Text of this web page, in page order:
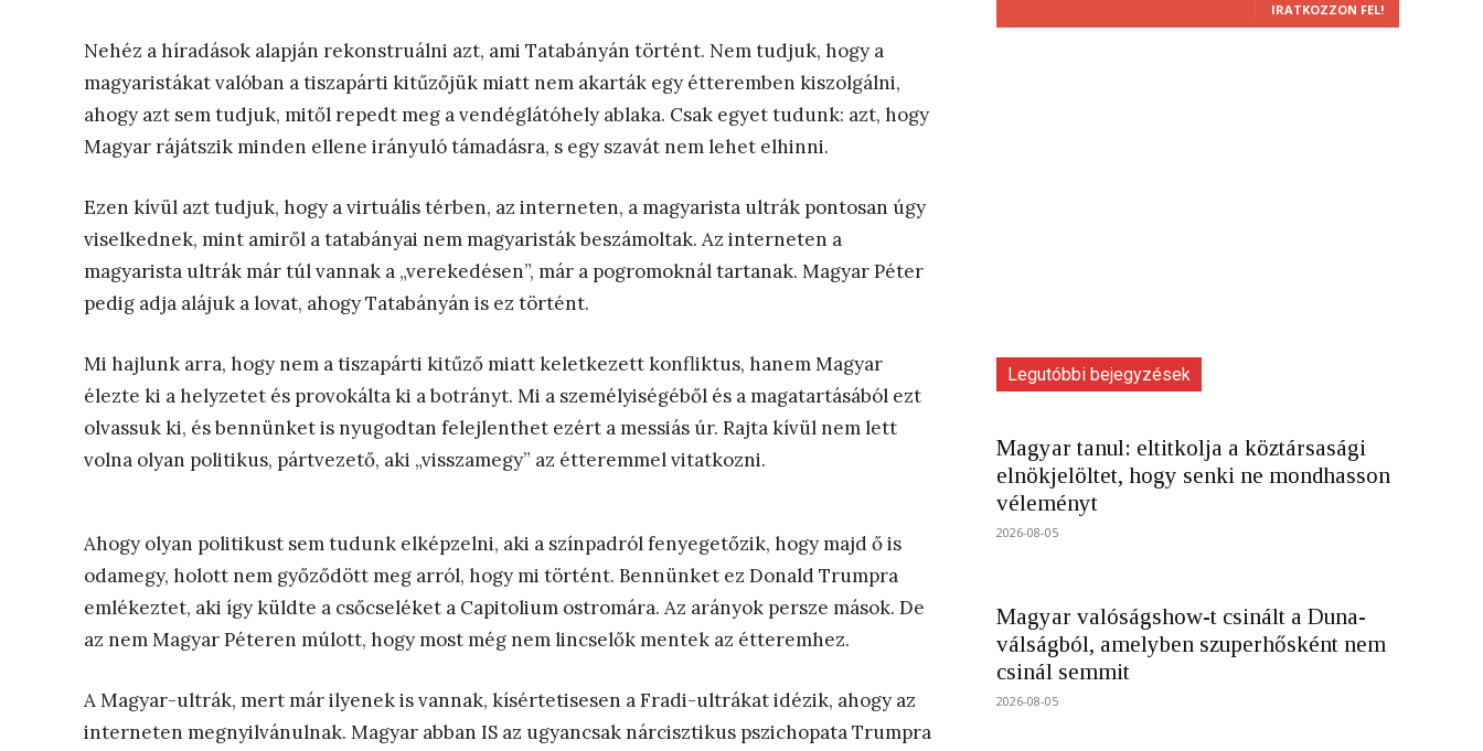
Nehéz a híradások alapján rekonstruálni azt, ami Tatabányán történt. Nem tudjuk, hogy a
magyaristákat valóban a tiszapárti kitűzőjük miatt nem akarták egy étteremben kiszolgálni,
ahogy azt sem tudjuk, mitől repedt meg a vendéglátóhely ablaka. Csak egyet tudunk: azt, hogy
Magyar rájátszik minden ellene irányuló támadásra, s egy szavát nem lehet elhinni.
Ezen kívül azt tudjuk, hogy a virtuális térben, az interneten, a magyarista ultrák pontosan úgy
viselkednek, mint amiről a tatabányai nem magyaristák beszámoltak. Az interneten a
magyarista ultrák már túl vannak a „verekedésen”, már a pogromoknál tartanak. Magyar Péter
pedig adja alájuk a lovat, ahogy Tatabányán is ez történt.
Mi hajlunk arra, hogy nem a tiszapárti kitűző miatt keletkezett konfliktus, hanem Magyar
élezte ki a helyzetet és provokálta ki a botrányt. Mi a személyiségéből és a magatartásából ezt
olvassuk ki, és bennünket is nyugodtan felejlenthet ezért a messiás úr. Rajta kívül nem lett
volna olyan politikus, pártvezető, aki „visszamegy” az étteremmel vitatkozni.
Ahogy olyan politikust sem tudunk elképzelni, aki a színpadról fenyegetőzik, hogy majd ő is
odamegy, holott nem győződött meg arról, hogy mi történt. Bennünket ez Donald Trumpra
emlékeztet, aki így küldte a csőcseléket a Capitolium ostromára. Az arányok persze mások. De
az nem Magyar Péteren múlott, hogy most még nem lincselők mentek az étteremhez.
A Magyar-ultrák, mert már ilyenek is vannak, kísértetisesen a Fradi-ultrákat idézik, ahogy az
interneten megnyilvánulnak. Magyar abban IS az ugyancsak nárcisztikus pszichopata Trumpra
IRATKOZZON FEL!
Legutóbbi bejegyzések
Magyar tanul: eltitkolja a köztársasági
elnökjelöltet, hogy senki ne mondhasson
véleményt
2026-08-05
Magyar valóságshow-t csinált a Duna-
válságból, amelyben szuperhősként nem
csinál semmit
2026-08-05